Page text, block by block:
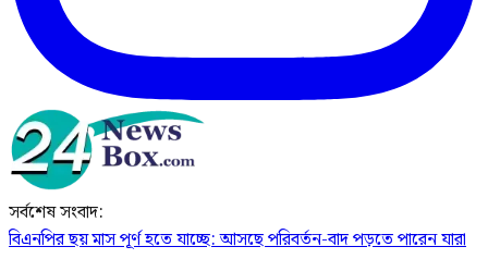
সর্বশেষ সংবাদ:
বিএনপির ছয় মাস পূর্ণ হতে যাচ্ছে: আসছে পরিবর্তন-বাদ পড়তে পারেন যারা